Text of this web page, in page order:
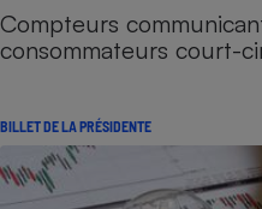
Compteurs
consommateurs court-
BILLET DE LA PRÉSIDENTE